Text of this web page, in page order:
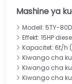
Mashine ya
Modell: 5TY-80D
Effekt: 15HP
Kapacitet: 6t/h
Kiwango cha
Kiwango cha
Kiwango cha